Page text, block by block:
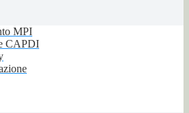
MPI
CAPDI